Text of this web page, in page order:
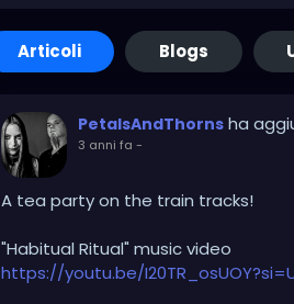
Articoli Blogs
PetalsAndThorns ha
3 anni fa -
A tea party on the train tracks!
"Habitual Ritual" music video
https://youtu.be/